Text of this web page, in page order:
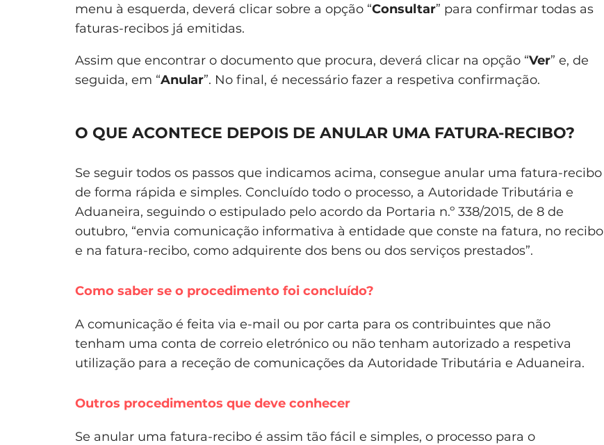
menu à esquerda, deverá clicar sobre a opção “Consultar” para confirmar todas as
faturas-recibos já emitidas.
Assim que encontrar o documento que procura, deverá clicar na opção “Ver” e, de
seguida, em “Anular”. No final, é necessário fazer a respetiva confirmação.
O QUE ACONTECE DEPOIS DE ANULAR UMA FATURA-RECIBO?
Se seguir todos os passos que indicamos acima, consegue anular uma fatura-recibo
de forma rápida e simples. Concluído todo o processo, a Autoridade Tributária e
Aduaneira, seguindo o estipulado pelo acordo da Portaria n.º 338/2015, de 8 de
outubro, “envia comunicação informativa à entidade que conste na fatura, no recibo
e na fatura-recibo, como adquirente dos bens ou dos serviços prestados”.
Como saber se o procedimento foi concluído?
A comunicação é feita via e-mail ou por carta para os contribuintes que não
tenham uma conta de correio eletrónico ou não tenham autorizado a respetiva
utilização para a receção de comunicações da Autoridade Tributária e Aduaneira.
Outros procedimentos que deve conhecer
Se anular uma fatura-recibo é assim tão fácil e simples, o processo para o